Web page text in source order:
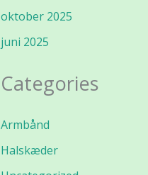
oktober 2025
juni 2025
Categories
Armbånd
Halskæder